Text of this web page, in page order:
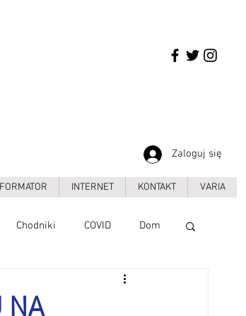
Zaloguj się
INTERNET KONTAKT VARIA
Chodniki COVID Dom
NA